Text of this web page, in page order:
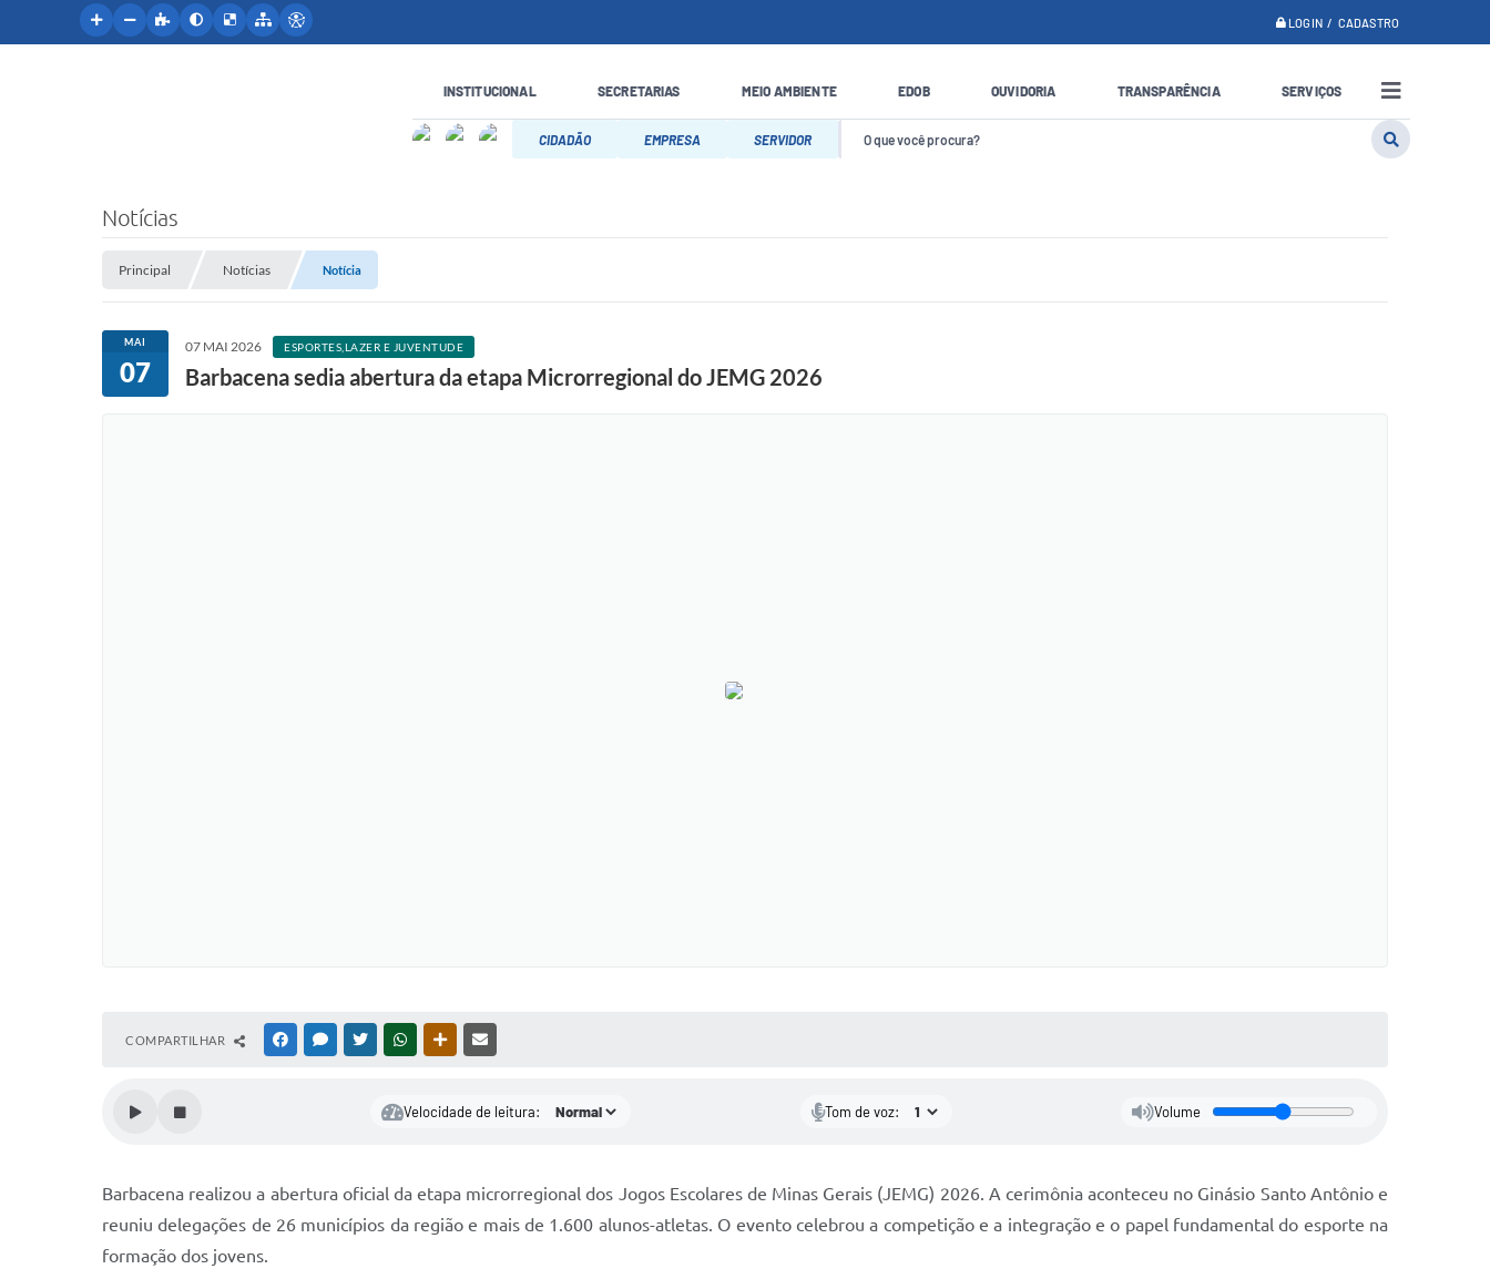
LOGIN / CADASTRO
INSTITUCIONAL SECRETARIAS MEIO AMBIENTE EDOB OUVIDORIA TRANSPARÊNCIA SERVIÇOS
CIDADÃO EMPRESA SERVIDOR
Notícias
Principal Notícias Notícia
MAI
07
07 MAI 2026 ESPORTES,LAZER E JUVENTUDE
Barbacena sedia abertura da etapa Microrregional do JEMG 2026
COMPARTILHAR FACEBOOKMESSENGER
TWITTERWHATSAPPOUTRAS MÍDIAS
Velocidade de leitura: Tom de voz: Volume
Barbacena realizou a abertura oficial da etapa microrregional dos Jogos Escolares de Minas Gerais (JEMG) 2026. A cerimônia aconteceu no Ginásio Santo Antônio e
reuniu delegações de 26 municípios da região e mais de 1.600 alunos-atletas. O evento celebrou a competição e a integração e o papel fundamental do esporte na
formação dos jovens.